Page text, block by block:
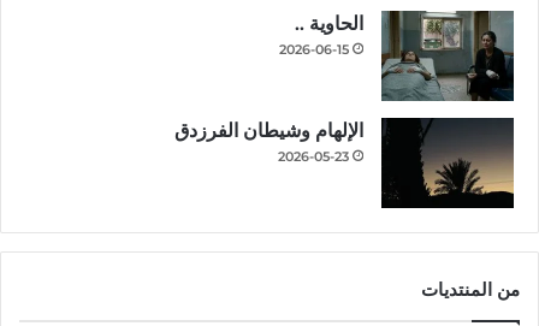
الحاوية ..
2026-06-15
الإلهام وشيطان الفرزدق
2026-05-23
من المنتديات